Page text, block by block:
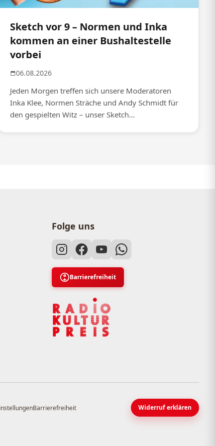
Sketch vor 9 – Normen und Inka
kommen an einer Bushaltestelle
vorbei
06.08.2026
Jeden Morgen treffen sich unsere Moderatoren
Inka Klee, Normen Sträche und Andy Schmidt für
den gespielten Witz – unser Sketch...
Folge uns
Barrierefreiheit
Barrierefreiheit Widerruf erklären